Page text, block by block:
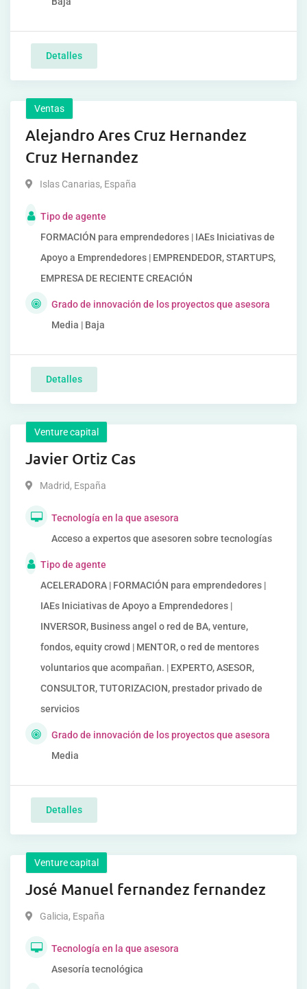
Detalles
Ventas
Alejandro Ares Cruz Hernandez
Cruz Hernandez
Islas Canarias, España
Tipo de agente
FORMACIÓN para emprendedores | IAEs Iniciativas de
Apoyo a Emprendedores | EMPRENDEDOR, STARTUPS,
EMPRESA DE RECIENTE CREACIÓN
Grado de innovación de los proyectos que asesora
Media | Baja
Detalles
Venture capital
Javier Ortiz Cas
Madrid, España
Tecnología en la que asesora
Acceso a expertos que asesoren sobre tecnologías
Tipo de agente
ACELERADORA | FORMACIÓN para emprendedores |
IAEs Iniciativas de Apoyo a Emprendedores |
INVERSOR, Business angel o red de BA, venture,
fondos, equity crowd | MENTOR, o red de mentores
voluntarios que acompañan. | EXPERTO, ASESOR,
CONSULTOR, TUTORIZACION, prestador privado de
servicios
Grado de innovación de los proyectos que asesora
Media
Detalles
Venture capital
José Manuel fernandez fernandez
Galicia, España
Tecnología en la que asesora
Asesoría tecnológica